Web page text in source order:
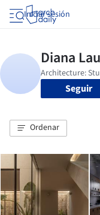
Iniciar sesión
Seguir
Ordenar